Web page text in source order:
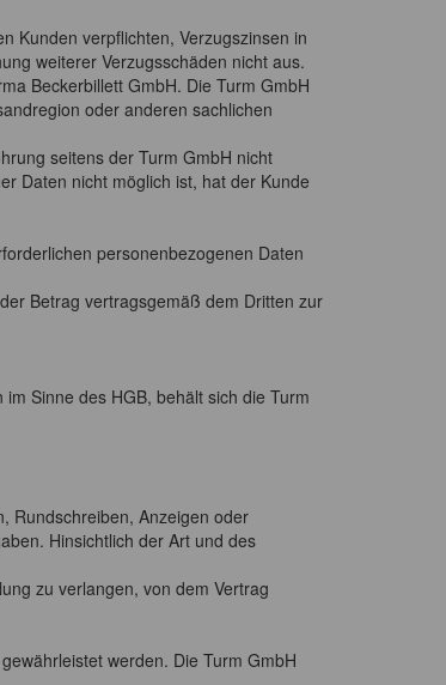
Kunden verpflichten, Verzugszinsen in
weiterer Verzugsschäden nicht aus.
Beckerbillett GmbH. Die Turm GmbH
oder anderen sachlichen
seitens der Turm GmbH nicht
Daten nicht möglich ist, hat der Kunde
personenbezogenen Daten
Betrag vertragsgemäß dem Dritten zur
Sinne des HGB, behält sich die Turm
Rundschreiben, Anzeigen oder
Hinsichtlich der Art und des
zu verlangen, von dem Vertrag
werden. Die Turm GmbH